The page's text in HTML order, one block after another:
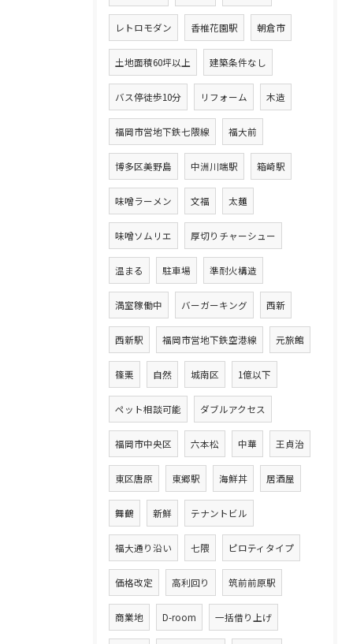
レトロモダン 香椎花園駅 朝倉市
土地面積60坪以上 建築条件なし
バス停徒歩10分 リフォーム 木造
福岡市営地下鉄七隈線 福大前
博多区美野島 中洲川端駅 箱崎駅
味噌ラーメン 文福 太麺
味噌ソムリエ 厚切りチャーシュー
温まる 駐車場 準耐火構造
満室稼働中 バーガーキング 西新
西新駅 福岡市営地下鉄空港線 元旅館
篠栗 自然 城南区 1億以下
ペット相談可能 ダブルアクセス
福岡市中央区 六本松 中華 王貞治
東区唐原 東郷駅 海鮮丼 居酒屋
舞鶴 新鮮 テナントビル
福大通り沿い 七隈 ピロティタイプ
価格改定 高利回り 筑前前原駅
商業地 D-room 一括借り上げ